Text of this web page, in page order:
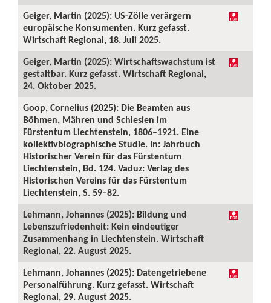
Geiger, Martin (2025): US-Zölle verärgern
europäische Konsumenten. Kurz gefasst.
Wirtschaft Regional, 18. Juli 2025.
Geiger, Martin (2025): Wirtschaftswachstum ist
gestaltbar. Kurz gefasst. Wirtschaft Regional,
24. Oktober 2025.
Goop, Cornelius (2025): Die Beamten aus
Böhmen, Mähren und Schlesien im
Fürstentum Liechtenstein, 1806–1921. Eine
kollektivbiographische Studie. In: Jahrbuch
Historischer Verein für das Fürstentum
Liechtenstein, Bd. 124. Vaduz: Verlag des
Historischen Vereins für das Fürstentum
Liechtenstein, S. 59–82.
Lehmann, Johannes (2025): Bildung und
Lebenszufriedenheit: Kein eindeutiger
Zusammenhang in Liechtenstein. Wirtschaft
Regional, 22. August 2025.
Lehmann, Johannes (2025): Datengetriebene
Personalführung. Kurz gefasst. Wirtschaft
Regional, 29. August 2025.